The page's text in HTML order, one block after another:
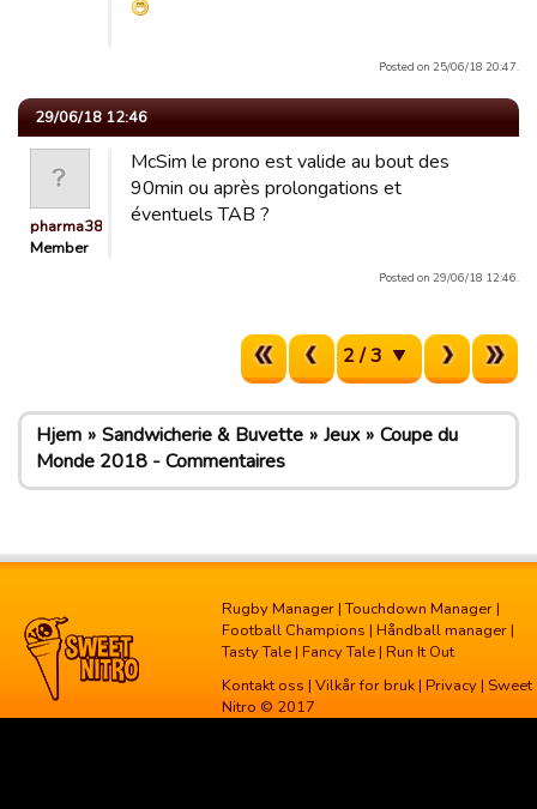
Posted on 25/06/18 20:47.
29/06/18 12:46
pharma38
Member
McSim le prono est valide au bout des
90min ou après prolongations et
éventuels TAB ?
Posted on 29/06/18 12:46.
2 / 3
Hjem Sandwicherie & Buvette Jeux
Coupe du
Monde 2018 - Commentaires
Rugby Manager |Touchdown Manager |
Football Champions | Håndball manager |
Tasty Tale | Fancy Tale | Run It Out
Kontakt oss | Vilkår for bruk | Privacy | Sweet
Nitro © 2017